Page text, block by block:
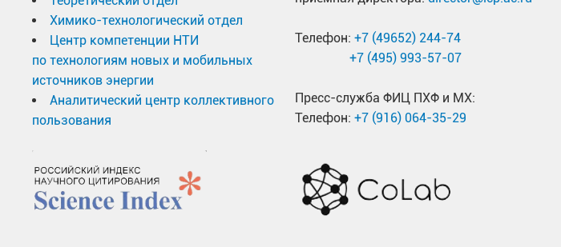
Химико-технологический отдел
Центр компетенции НТИ
по технологиям новых и мобильных
источников энергии
Аналитический центр коллективного
пользования
Телефон: +7 (49652) 244-74
+7 (495) 993-57-07
Пресс-служба ФИЦ ПХФ и МХ:
Телефон: +7 (916) 064-35-29